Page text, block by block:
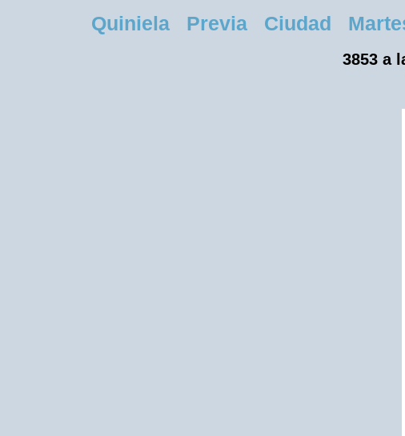
Quiniela Previa Ciudad Martes
3853 a